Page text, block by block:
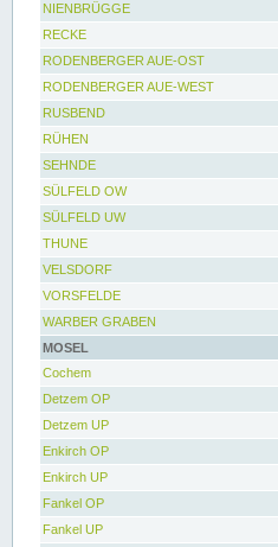
NIENBRÜGGE
RECKE
RODENBERGER AUE-OST
RODENBERGER AUE-WEST
RUSBEND
RÜHEN
SEHNDE
SÜLFELD OW
SÜLFELD UW
THUNE
VELSDORF
VORSFELDE
WARBER GRABEN
MOSEL
Cochem
Detzem OP
Detzem UP
Enkirch OP
Enkirch UP
Fankel OP
Fankel UP